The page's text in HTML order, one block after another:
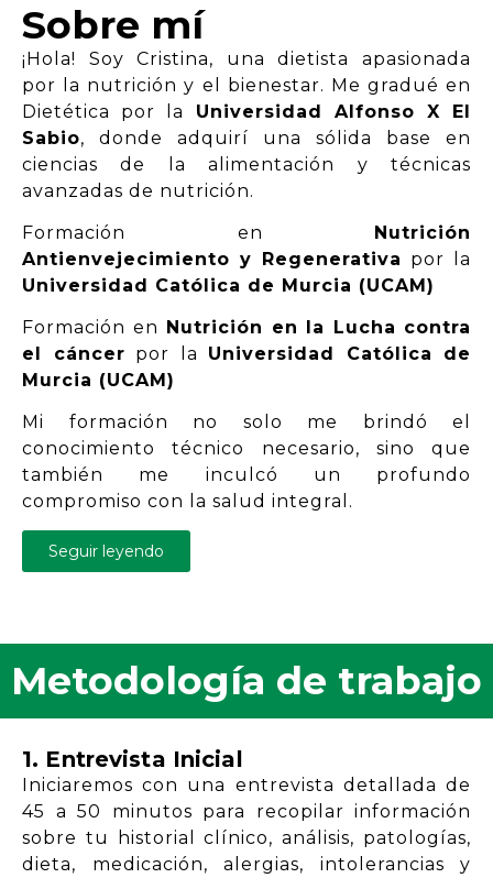
Sobre mí
¡Hola! Soy Cristina, una dietista apasionada
por la nutrición y el bienestar. Me gradué en
Dietética por la Universidad Alfonso X El
Sabio, donde adquirí una sólida base en
ciencias de la alimentación y técnicas
avanzadas de nutrición.
Formación en
Nutrición
Antienvejecimiento y Regenerativa por la
Universidad Católica de Murcia (UCAM)
Formación en Nutrición en la Lucha contra
el cáncer por la Universidad Católica de
Murcia (UCAM)
Mi formación no solo me brindó el
conocimiento técnico necesario, sino que
también me inculcó un profundo
compromiso con la salud integral.
Seguir leyendo
Metodología de trabajo
1. Entrevista Inicial
Iniciaremos con una entrevista detallada de
45 a 50 minutos para recopilar información
sobre tu historial clínico, análisis, patologías,
dieta, medicación, alergias, intolerancias y